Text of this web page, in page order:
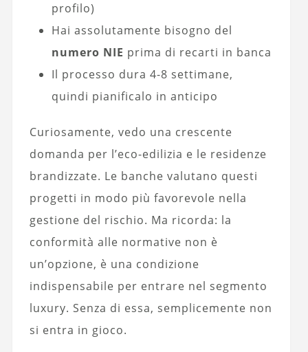
profilo)
Hai assolutamente bisogno del
numero NIE prima di recarti in banca
Il processo dura 4-8 settimane,
quindi pianificalo in anticipo
Curiosamente, vedo una crescente
domanda per l’eco-edilizia e le residenze
brandizzate. Le banche valutano questi
progetti in modo più favorevole nella
gestione del rischio. Ma ricorda: la
conformità alle normative non è
un’opzione, è una condizione
indispensabile per entrare nel segmento
luxury. Senza di essa, semplicemente non
si entra in gioco.